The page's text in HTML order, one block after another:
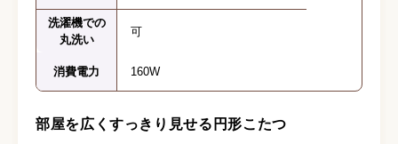
洗濯機での
丸洗い
可
消費電力 160W
部屋を広くすっきり見せる円形こたつ